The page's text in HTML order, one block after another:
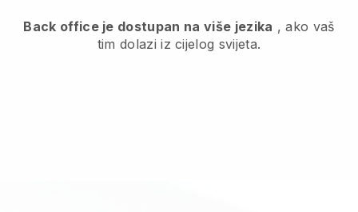
Back office je dostupan na više jezika , ako vaš
tim dolazi iz cijelog svijeta.